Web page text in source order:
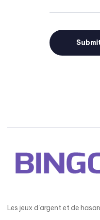
Les jeux d'argent et de